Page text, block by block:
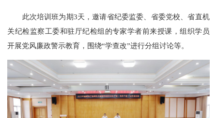
此次培训班为期3天，邀请省纪委监委、省委党校、省直机
关纪检监察工委和驻厅纪检组的专家学者前来授课，组织学员
开展党风廉政警示教育，围绕“学查改”进行分组讨论等。